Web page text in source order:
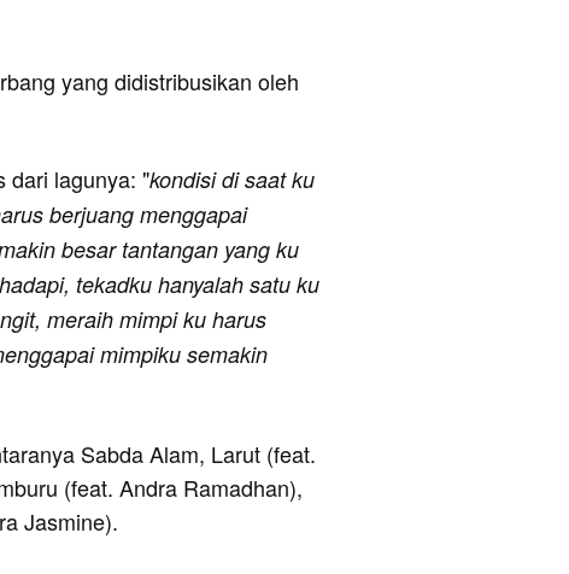
yang didistribusikan oleh
dari lagunya: "kondisi di saat ku
berjuang menggapai
besar tantangan yang ku
tekadku hanyalah satu ku
meraih mimpi ku harus
mimpiku semakin
Sabda Alam, Larut (feat.
(feat. Andra Ramadhan),
Jasmine).